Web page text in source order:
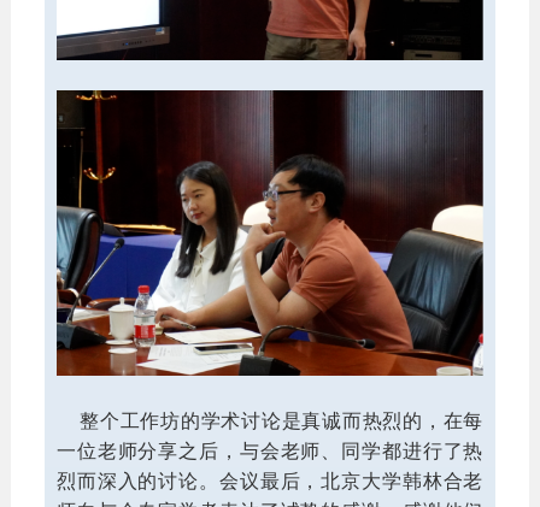
整个工作坊的学术讨论是真诚而热烈的，在每
一位老师分享之后，与会老师、同学都进行了热
烈而深入的讨论。会议最后，北京大学韩林合老